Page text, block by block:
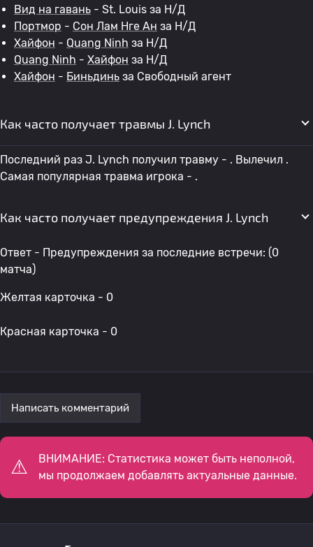
Вид на гавань - St. Louis за Н/Д
Портмор - Сон Лам Нге Ан за Н/Д
Хайфон - Quang Ninh за Н/Д
Quang Ninh - Хайфон за Н/Д
Хайфон - Биньдинь за Свободный агент
Как часто получает травмы J. Lynch
Последний раз J. Lynch получил травму - . Вылечил .
Самая популярная травма игрока - .
Как часто получает предупреждения J. Lynch
Ответ - Предупреждения за последние встречи: (0
матча)
Желтая карточка - 0
Красная карточка - 0
Написать комментарий
ВНИМАНИЕ: Статистика может быть неполной,
мы продолжаем добавлять актуальные данные.